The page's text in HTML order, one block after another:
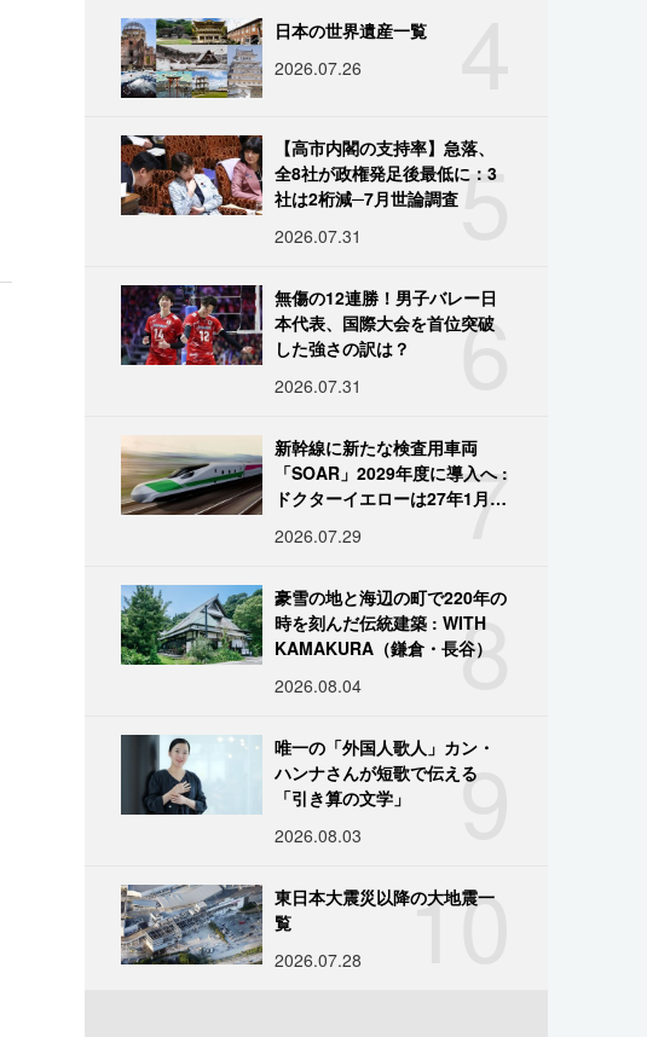
日本の世界遺産一覧
2026.07.26
5
【高市内閣の支持率】急落、
全8社が政権発足後最低に：3
社は2桁減─7月世論調査
2026.07.31
6
無傷の12連勝！男子バレー日
本代表、国際大会を首位突破
した強さの訳は？
2026.07.31
7
新幹線に新たな検査用車両
「SOAR」2029年度に導入へ :
ドクターイエローは27年1月に
2026.07.29
8
豪雪の地と海辺の町で220年の
時を刻んだ伝統建築 : WITH
KAMAKURA（鎌倉・長谷）
2026.08.04
9
唯一の「外国人歌人」カン・
ハンナさんが短歌で伝える
「引き算の文学」
2026.08.03
10
東日本大震災以降の大地震一
覧
2026.07.28